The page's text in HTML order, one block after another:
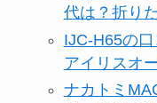
代は？折り
IJC-H65の
アイリスオ
ナカトミ